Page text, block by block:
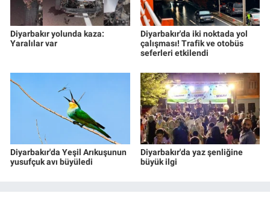
Diyarbakır yolunda kaza:
Yaralılar var
Diyarbakır'da iki noktada yol
çalışması! Trafik ve otobüs
seferleri etkilendi
Diyarbakır'da Yeşil Arıkuşunun
yusufçuk avı büyüledi
Diyarbakır'da yaz şenliğine
büyük ilgi